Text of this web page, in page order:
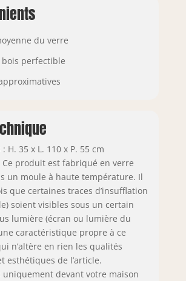
du verre
perfectible
H. 35 x L. 110 x P. 55 cm
Ce produit est fabriqué en verre
un moule à haute température. Il
que certaines traces d’insufflation
soient visibles sous un certain
lumière (écran ou lumière du
caractéristique propre à ce
n’altère en rien les qualités
esthétiques de l’article.
: uniquement devant votre maison